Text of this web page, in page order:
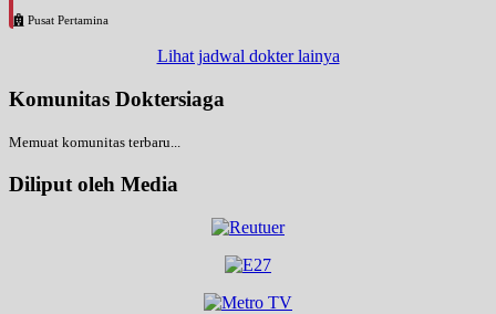
Pusat Pertamina
Lihat jadwal dokter lainya
Komunitas Doktersiaga
Memuat komunitas terbaru...
Diliput oleh Media